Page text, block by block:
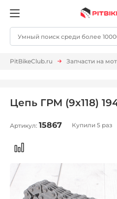
PitBikeClub.ru Запчасти на
Цепь ГРМ (9x118)
Артикул: 15867 Купили 5 раз